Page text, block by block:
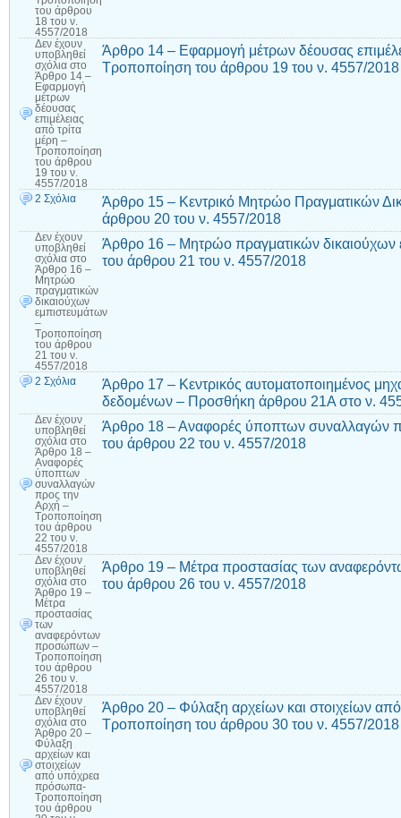
του άρθρου
18 του ν.
4557/2018
Δεν έχουν
υποβληθεί
σχόλια στο
Άρθρο 14 –
Εφαρμογή
μέτρων
δέουσας
επιμέλειας
από τρίτα
μέρη –
Τροποποίηση
του άρθρου
19 του ν.
4557/2018
Άρθρο 14 – Εφαρμογή μέτρων δέουσας
Τροποποίηση του άρθρου 19 του ν. 4557/2018
2 Σχόλια
Άρθρο 15 – Κεντρικό Μητρώο Πραγματικών
άρθρου 20 του ν. 4557/2018
Δεν έχουν
υποβληθεί
σχόλια στο
Άρθρο 16 –
Μητρώο
πραγματικών
δικαιούχων
εμπιστευμάτων
–
Τροποποίηση
του άρθρου
21 του ν.
4557/2018
Άρθρο 16 – Μητρώο πραγματικών
του άρθρου 21 του ν. 4557/2018
2 Σχόλια
Άρθρο 17 – Κεντρικός αυτοματοποιημένος
δεδομένων – Προσθήκη άρθρου 21Α στο ν.
Δεν έχουν
υποβληθεί
σχόλια στο
Άρθρο 18 –
Αναφορές
ύποπτων
συναλλαγών
προς την
Αρχή –
Τροποποίηση
του άρθρου
22 του ν.
4557/2018
Άρθρο 18 – Αναφορές ύποπτων συναλλαγών
του άρθρου 22 του ν. 4557/2018
Δεν έχουν
υποβληθεί
σχόλια στο
Άρθρο 19 –
Μέτρα
προστασίας
των
αναφερόντων
προσώπων –
Τροποποίηση
του άρθρου
26 του ν.
4557/2018
Άρθρο 19 – Μέτρα προστασίας των
του άρθρου 26 του ν. 4557/2018
Δεν έχουν
υποβληθεί
σχόλια στο
Άρθρο 20 –
Φύλαξη
αρχείων και
στοιχείων
από υπόχρεα
πρόσωπα-
Τροποποίηση
του άρθρου
Άρθρο 20 – Φύλαξη αρχείων και στοιχείων
Τροποποίηση του άρθρου 30 του ν. 4557/2018